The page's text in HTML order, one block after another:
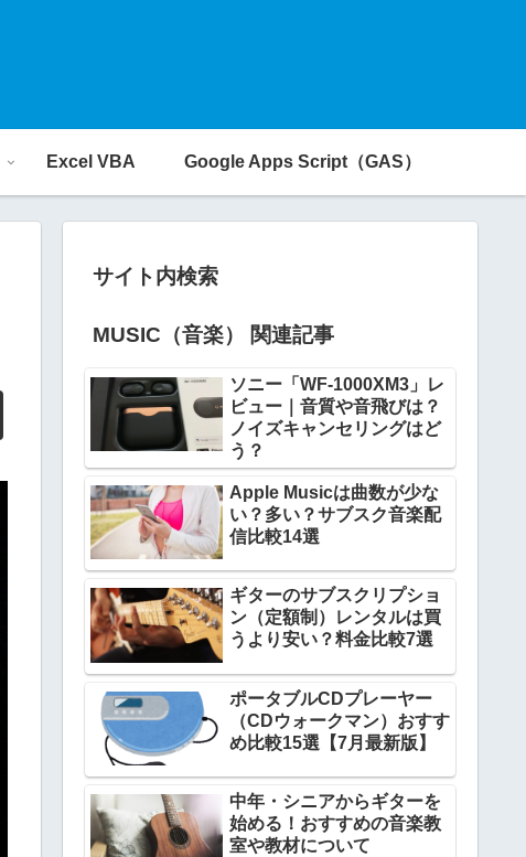
Excel VBA Google Apps Script（GAS）
サイト内検索
MUSIC（音楽） 関連記事
ソニー「WF-1000XM3」レ
ビュー｜音質や音飛びは？
ノイズキャンセリングはど
う？
Apple Musicは曲数が少な
い？多い？サブスク音楽配
信比較14選
ギターのサブスクリプショ
ン（定額制）レンタルは買
うより安い？料金比較7選
ポータブルCDプレーヤー
（CDウォークマン）おすす
め比較15選【7月最新版】
中年・シニアからギターを
始める！おすすめの音楽教
室や教材について